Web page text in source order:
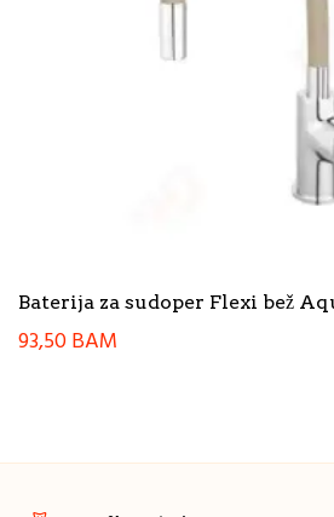
Baterija za sudoper Flexi bež
93,50BAM